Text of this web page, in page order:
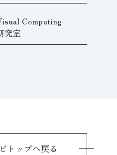
Computing
究室
トップへ戻る